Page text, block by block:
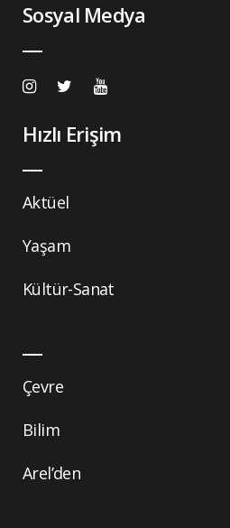
Sosyal Medya
Hızlı Erişim
Aktüel
Yaşam
Kültür-Sanat
Çevre
Bilim
Arel’den